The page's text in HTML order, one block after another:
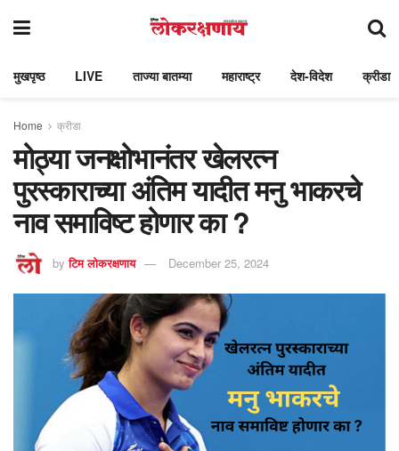
मुखपृष्ठ LIVE ताज्या बातम्या महाराष्ट्र देश-विदेश क्रीडा
Home क्रीडा
मोठ्या जनक्षोभानंतर खेलरत्न
पुरस्काराच्या अंतिम यादीत मनु भाकरचे
नाव समाविष्ट होणार का ?
by टिम लोकरक्षणाय December 25, 2024